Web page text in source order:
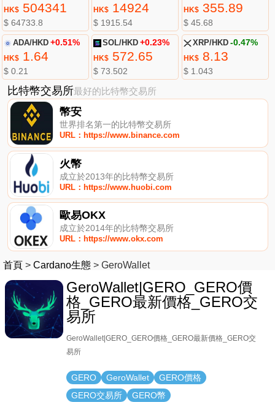
HK$504341
$ 64733.8
HK$ 14924
$ 1915.54
HK$355.89
$ 45.68
ADA/HKD +0.51%
HK$1.64
$ 0.21
SOL/HKD +0.23%
HK$ 572.65
$ 73.502
XRP/HKD -0.47%
HK$8.13
$ 1.043
比特幣交易所最好的比特幣交易所
幣安
世界排名第一的比特幣交易所
URL：https://www.binance.com
火幣
成立於2013年的比特幣交易所
URL：https://www.huobi.com
歐易OKX
成立於2014年的比特幣交易所
URL：https://www.okx.com
首頁 > Cardano生態 > GeroWallet
GeroWallet|GERO_GERO價
格_GERO最新價格_GERO交
易所
GeroWallet|GERO_GERO價格_GERO最新價格_GERO交
易所
GERO GeroWallet
GERO價格
GERO交易所
GERO幣